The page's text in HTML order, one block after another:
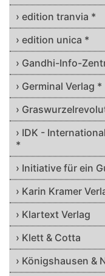
› edition tranvia *
› edition unica *
› Gandhi-Info-
› Germinal Verlag *
›
› IDK -
*
› Initiative für ein
› Karin Kramer
› Klartext Verlag
› Klett & Cotta
› Königshausen &